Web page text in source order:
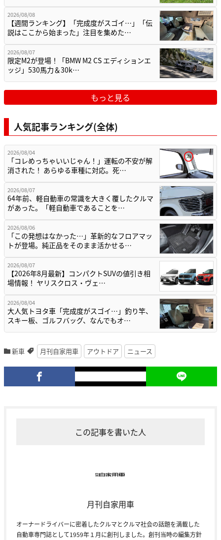
2026/08/08
【週間ランキング】「完成度がスゴイ…」「伝
説はここから始まった」注目を集めた…
2026/08/07
限定M2が登場！「BMW M2 CS エディションエ
ッジ」530馬力＆30k…
もっと見る
人気記事ランキング(全体)
2026/08/04
「コレめっちゃいいじゃん！」運転の不安が解
消された！ あらゆる車種に対応。死…
2026/08/07
64年前、軽自動車の常識を大きく覆したクルマ
があった。「軽自動車であることを…
2026/08/06
「この発想はなかった…」革新的なフロアマッ
トが登場。純正品をそのまま活かせる…
2026/08/07
【2026年8月最新】コンパクトSUVの値引き相
場情報！ ヤリスクロス・ヴェ…
2026/08/04
大人気トヨタ車「完成度がスゴイ…」釣り竿、
スキー板、ゴルフバッグ、なんでもオ…
新車 月刊自家用車 アウトドア ニュース
この記事を書いた人
月刊自家用車
オーナードライバーに密着したクルマとクルマ社会の話題を満載した
自動車専門誌として1959年１月に創刊しました。創刊当時の編集方針